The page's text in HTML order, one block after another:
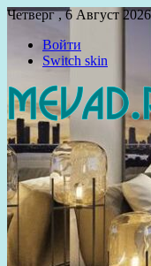
Четверг , 6 Август 2026
Войти
Switch skin